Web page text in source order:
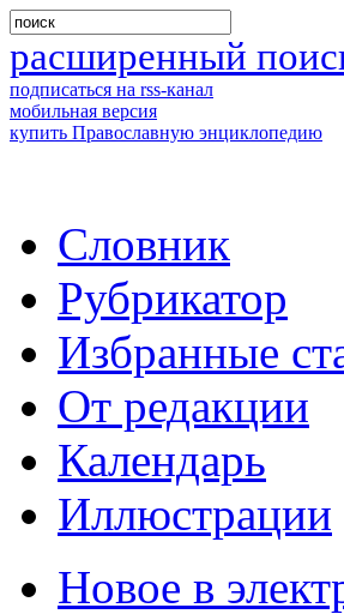
расширенный
подписаться на rss-канал
мобильная версия
купить Православную энциклопедию
Словник
Рубрикатор
Избранные
От редакции
Календарь
Иллюстрации
Новое в